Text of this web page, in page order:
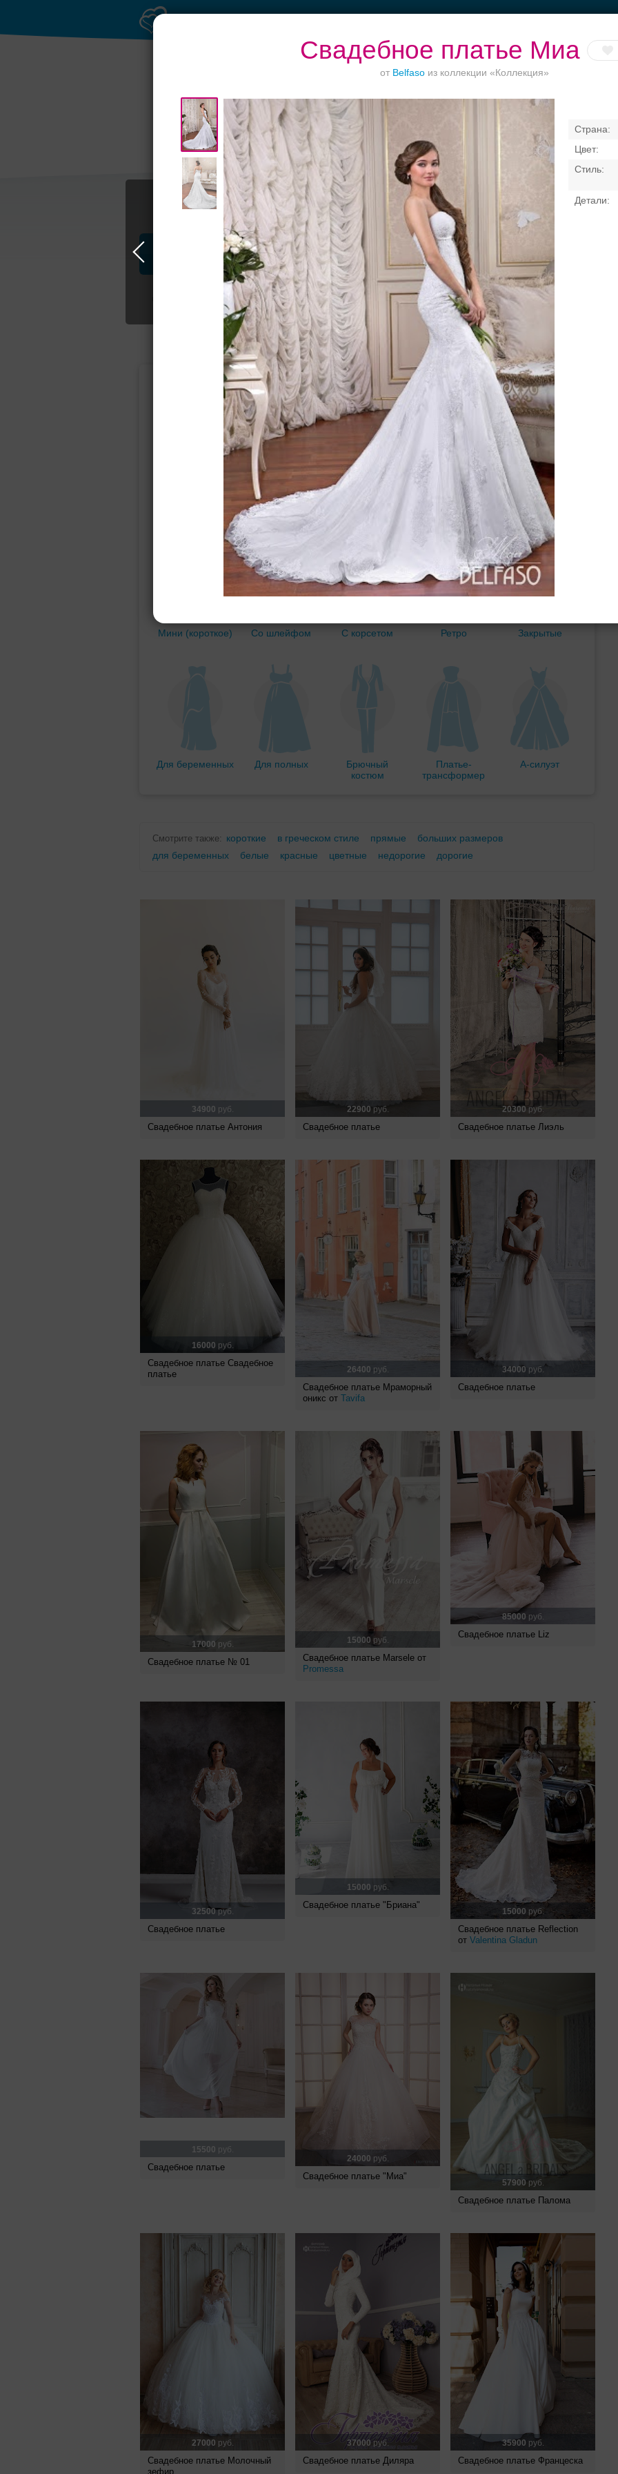
Свадебное платье Миа
от Belfasoиз коллекции «Коллекция»
Банкетные залы до
50 гостей
Петергофе
Профессионалы и услуги Свадебные платья Банкет
Свадьба в Петербурге Свадебные платья
Подбор свадебного платья
По стилю
Прямое Принцесса Бальное
Мини (короткое) Со шлейфом С корсетом Ретро Закрытые
Для беременных Для полных
Брючный
костюм
Платье-
трансформер
А-силуэт
Смотрите также: короткие в греческом стиле прямые
больших размеров
для беременных
белые красные цветные недорогие дорогие
34900 руб.
Свадебное платье Антония
22900 руб.
Свадебное платье
20300 руб.
Свадебное платье Лиэль
16000 руб.
Свадебное платье Свадебное
платье
26400 руб.
Свадебное платье Мраморный
оникс от Tavifa
34000 руб.
Свадебное платье
17000 руб.
Свадебное платье № 01
15000 руб.
Свадебное платье Marsele от
Promessa
85000 руб.
Свадебное платье Liz
32500руб.
Свадебное платье
15000 руб.
Свадебное платье "Бриана"
15000 руб.
Свадебное платье Reflection
от Valentina Gladun
15500 руб.
Свадебное платье
24000 руб.
Свадебное платье "Миа"
57900 руб.
Свадебное платье Палома
27000 руб.
Свадебное платье Молочный
зефир
37000 руб.
Свадебное платье Диляра
35900 руб.
Свадебное платье Францеска